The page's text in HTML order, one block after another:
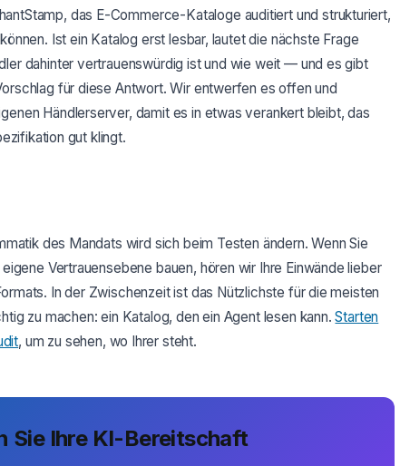
das E-Commerce-Kataloge auditiert und strukturiert,
Ist ein Katalog erst lesbar, lautet die nächste Frage
dahinter vertrauenswürdig ist und wie weit — und es gibt
für diese Antwort. Wir entwerfen es offen und
Händlerserver, damit es in etwas verankert bleibt, das
gut klingt.
des Mandats wird sich beim Testen ändern. Wenn Sie
Vertrauensebene bauen, hören wir Ihre Einwände lieber
In der Zwischenzeit ist das Nützlichste für die meisten
zu machen: ein Katalog, den ein Agent lesen kann.Starten
, um zu sehen, wo Ihrer steht.
Sie Ihre KI-Bereitschaft